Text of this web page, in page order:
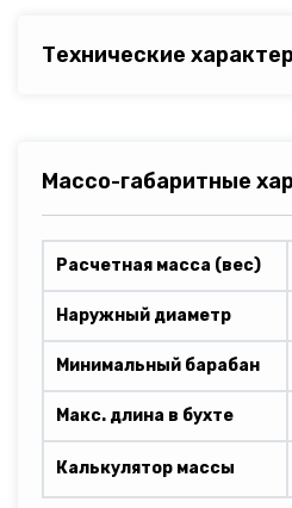
Технические
Массо-габаритные
Расчетная масса (вес)
Наружный диаметр
Минимальный барабан
Макс. длина в бухте
Калькулятор массы